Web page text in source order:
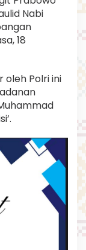
Nabi
18
oleh Polri ini